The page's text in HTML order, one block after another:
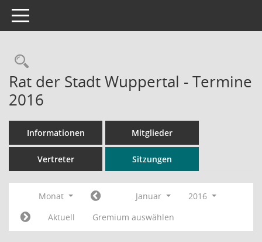
Toggle navigation
Rechercheauswahl
Rat der Stadt Wuppertal - Termine
2016
Informationen Mitglieder
Vertreter Sitzungen
Monat Januar
2016
Aktuell
Gremium auswählen